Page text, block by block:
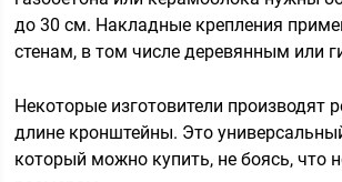
до 30 см. Накладные крепления
стенам, в том числе деревянным или
Некоторые изготовители производят
длине кронштейны. Это
который можно купить, не боясь, что